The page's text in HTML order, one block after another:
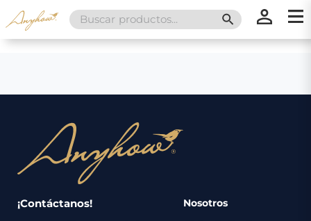
Search
for:
SEARCH
¡Contáctanos! Nosotros
Nosotros
Servicios
Catálogo
Regalos